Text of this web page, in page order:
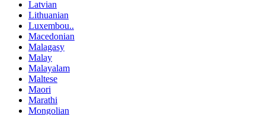
Latvian
Lithuanian
Luxembou..
Macedonian
Malagasy
Malay
Malayalam
Maltese
Maori
Marathi
Mongolian